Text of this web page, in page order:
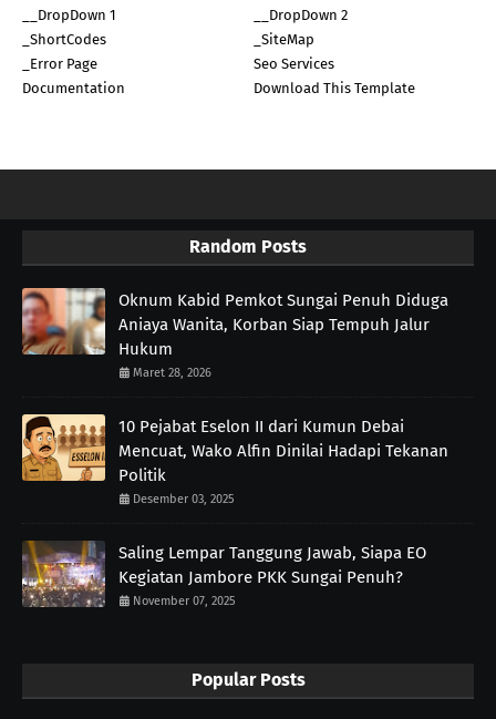
__DropDown 1
__DropDown 2
_ShortCodes
_SiteMap
_Error Page
Seo Services
Documentation
Download This Template
Random Posts
Oknum Kabid Pemkot Sungai Penuh Diduga
Aniaya Wanita, Korban Siap Tempuh Jalur
Hukum
Maret 28, 2026
10 Pejabat Eselon II dari Kumun Debai
Mencuat, Wako Alfin Dinilai Hadapi Tekanan
Politik
Desember 03, 2025
Saling Lempar Tanggung Jawab, Siapa EO
Kegiatan Jambore PKK Sungai Penuh?
November 07, 2025
Popular Posts